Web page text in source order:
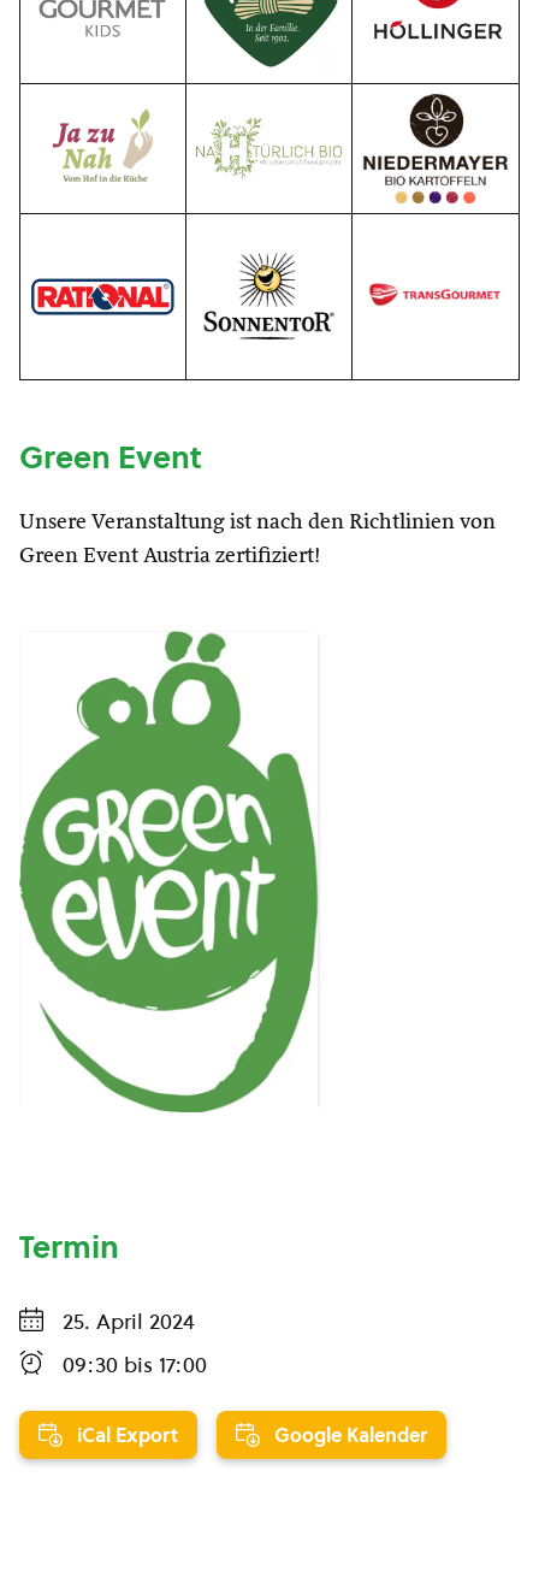
Green Event
Unsere Veranstaltung ist nach den Richtlinien von
Green Event Austria zertifiziert!
Termin
25. April 2024
09:30 bis 17:00
iCal Export Google Kalender